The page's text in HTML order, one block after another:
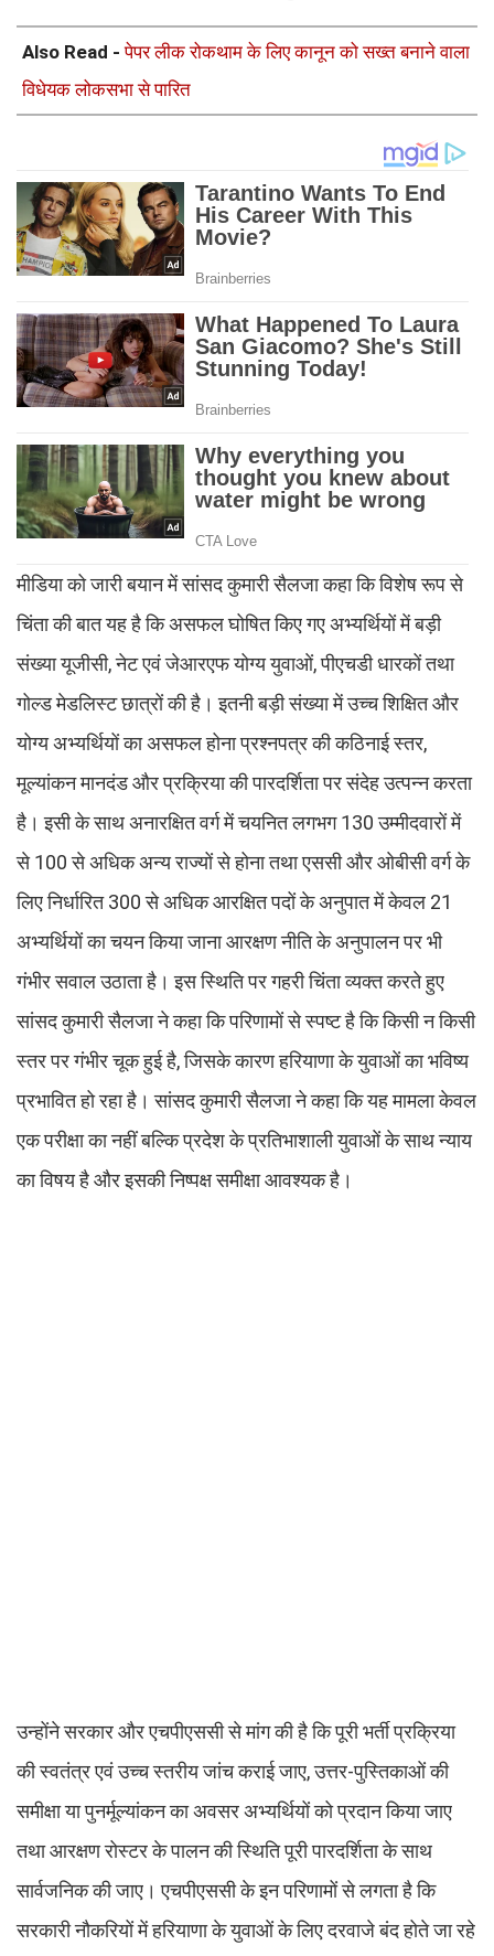
Also Read -पेपर लीक रोकथाम के लिए कानून को सख्त बनाने वाला
विधेयक लोकसभा से पारित
मीडिया को जारी बयान में सांसद कुमारी सैलजा कहा कि विशेष रूप से
चिंता की बात यह है कि असफल घोषित किए गए अभ्यर्थियों में बड़ी
संख्या यूजीसी, नेट एवं जेआरएफ योग्य युवाओं, पीएचडी धारकों तथा
गोल्ड मेडलिस्ट छात्रों की है। इतनी बड़ी संख्या में उच्च शिक्षित और
योग्य अभ्यर्थियों का असफल होना प्रश्नपत्र की कठिनाई स्तर,
मूल्यांकन मानदंड और प्रक्रिया की पारदर्शिता पर संदेह उत्पन्न करता
है। इसी के साथ अनारक्षित वर्ग में चयनित लगभग 130 उम्मीदवारों में
से 100 से अधिक अन्य राज्यों से होना तथा एससी और ओबीसी वर्ग के
लिए निर्धारित 300 से अधिक आरक्षित पदों के अनुपात में केवल 21
अभ्यर्थियों का चयन किया जाना आरक्षण नीति के अनुपालन पर भी
गंभीर सवाल उठाता है। इस स्थिति पर गहरी चिंता व्यक्त करते हुए
सांसद कुमारी सैलजा ने कहा कि परिणामों से स्पष्ट है कि किसी न किसी
स्तर पर गंभीर चूक हुई है, जिसके कारण हरियाणा के युवाओं का भविष्य
प्रभावित हो रहा है। सांसद कुमारी सैलजा ने कहा कि यह मामला केवल
एक परीक्षा का नहीं बल्कि प्रदेश के प्रतिभाशाली युवाओं के साथ न्याय
का विषय है और इसकी निष्पक्ष समीक्षा आवश्यक है।
उन्होंने सरकार और एचपीएससी से मांग की है कि पूरी भर्ती प्रक्रिया
की स्वतंत्र एवं उच्च स्तरीय जांच कराई जाए, उत्तर-पुस्तिकाओं की
समीक्षा या पुनर्मूल्यांकन का अवसर अभ्यर्थियों को प्रदान किया जाए
तथा आरक्षण रोस्टर के पालन की स्थिति पूरी पारदर्शिता के साथ
सार्वजनिक की जाए। एचपीएससी के इन परिणामों से लगता है कि
सरकारी नौकरियों में हरियाणा के युवाओं के लिए दरवाजे बंद होते जा रहे